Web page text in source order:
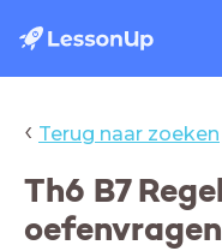
‹ Terug naar zoeken
Th6 B7
oefenvragen